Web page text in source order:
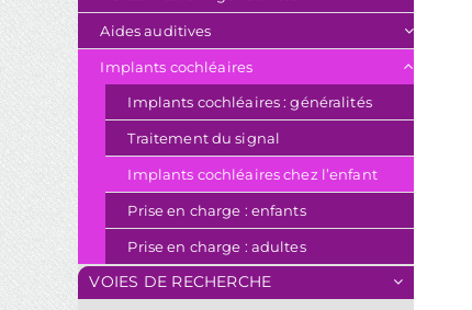
Aides auditives
Implants cochléaires
Implants cochléaires : généralités
Traitement du signal
Implants cochléaires chez l’enfant
Prise en charge : enfants
Prise en charge : adultes
VOIES DE RECHERCHE